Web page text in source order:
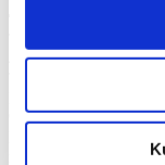
40 14 54 54.
Tilmelding er
Betaling ved
9070-2021011455. –